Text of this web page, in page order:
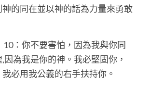
的同在並以神的話為力量來勇敢
：你不要害怕，因為我與你同
因為我是你的神。我必堅固你，
必用我公義的右手扶持你。